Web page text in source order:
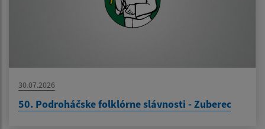
30.07.2026
50. Podroháčske folklórne slávnosti - Zuberec